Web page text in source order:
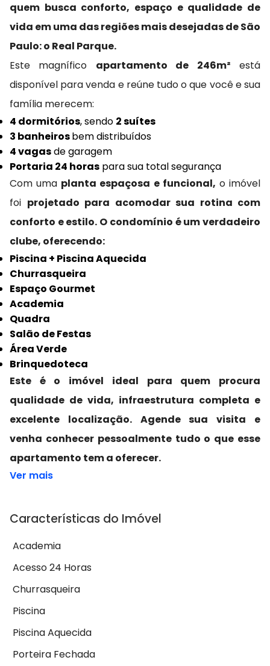
quem busca conforto, espaço e qualidade de
vida em uma das regiões mais desejadas de São
Paulo: o Real Parque.
Este magnífico apartamento de 246m² está
disponível para venda e reúne tudo o que você e sua
família merecem:
4 dormitórios, sendo 2 suítes
3 banheirosbem distribuídos
4 vagasde garagem
Portaria 24 horas para sua total segurança
Com uma planta espaçosa e funcional, o imóvel
foi projetado para acomodar sua rotina com
conforto e estilo. O condomínio é um verdadeiro
clube, oferecendo:
Piscina + Piscina Aquecida
Churrasqueira
Espaço Gourmet
Academia
Quadra
Salão de Festas
Área Verde
Brinquedoteca
Este é o imóvel ideal para quem procura
qualidade de vida, infraestrutura completa e
excelente localização. Agende sua visita e
venha conhecer pessoalmente tudo o que esse
apartamento tem a oferecer.
Ver mais
Características do Imóvel
Academia
Acesso 24 Horas
Churrasqueira
Piscina
Piscina Aquecida
Porteira Fechada